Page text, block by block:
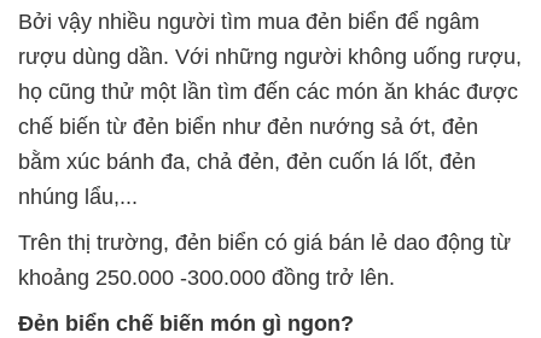
Bởi vậy nhiều người tìm mua đẻn biển để ngâm
rượu dùng dần. Với những người không uống rượu,
họ cũng thử một lần tìm đến các món ăn khác được
chế biến từ đẻn biển như đẻn nướng sả ớt, đẻn
bằm xúc bánh đa, chả đẻn, đẻn cuốn lá lốt, đẻn
nhúng lẩu,...
Trên thị trường, đẻn biển có giá bán lẻ dao động từ
khoảng 250.000 -300.000 đồng trở lên.
Đẻn biển chế biến món gì ngon?